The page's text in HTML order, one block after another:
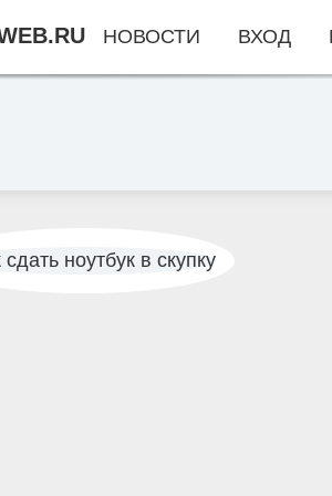
НОВОСТИ ВХОД